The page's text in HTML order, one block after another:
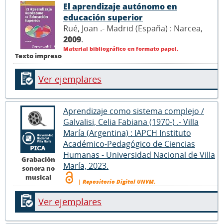
Texto impreso
El aprendizaje autónomo en
educación superior
Rué, Joan .- Madrid (España) : Narcea,
2009.
Material bibliográfico en formato papel.
Ver ejemplares
Grabación
sonora no
musical
Aprendizaje como sistema complejo /
Galvalisi, Celia Fabiana (1970-) .- Villa
María (Argentina) : IAPCH Instituto
Académico-Pedagógico de Ciencias
Humanas - Universidad Nacional de Villa
María, 2023.
| Repositorio Digital UNVM.
Ver ejemplares